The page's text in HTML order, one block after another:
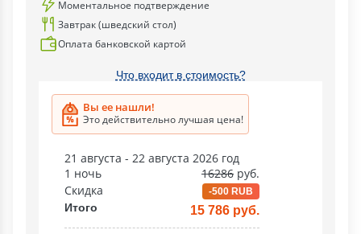
Моментальное подтверждение
Завтрак (шведский стол)
Оплата банковской картой
Что входит в стоимость?
Вы ее нашли!
Это действительно лучшая цена!
21 августа - 22 августа 2026 год
1 ночь
16286 руб.
Скидка
-500 RUB
Итого 15 786 руб.